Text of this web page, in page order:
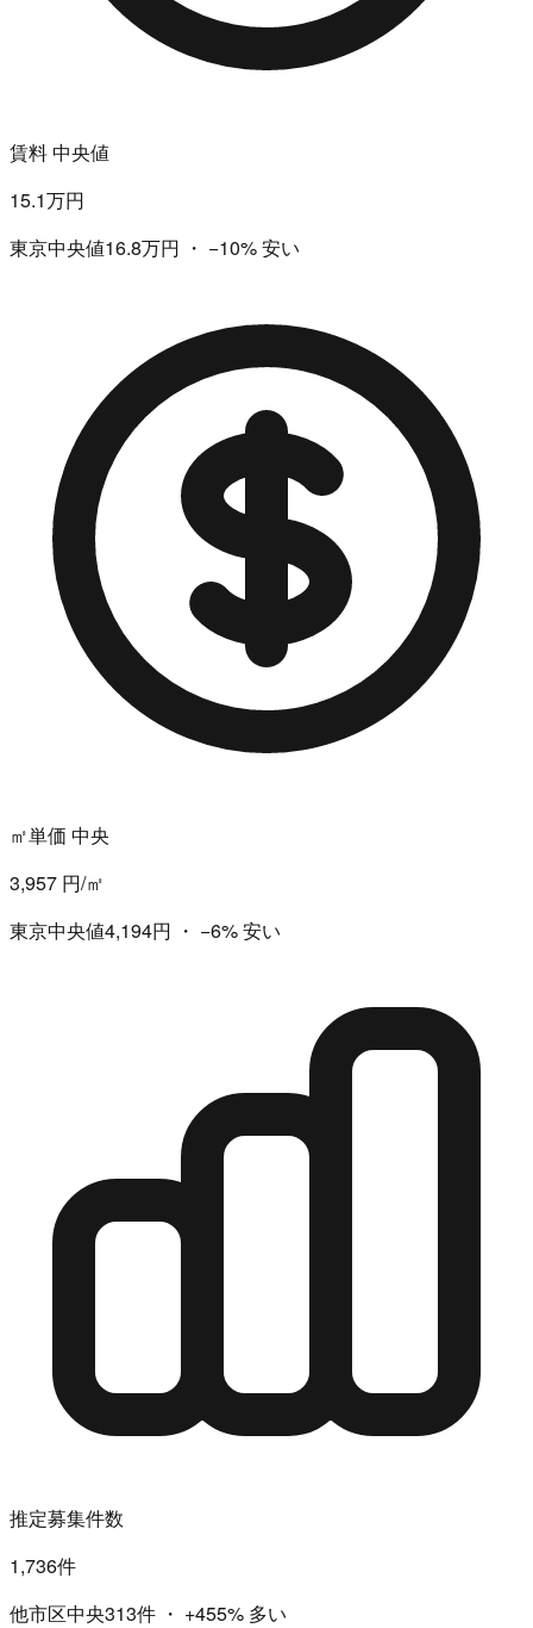
賃料 中央値
15.1万円
東京中央値16.8万円 ・ −10%安い
㎡単価 中央
3,957 円/㎡
東京中央値4,194円 ・ −6%安い
推定募集件数
1,736件
他市区中央313件 ・ +455% 多い